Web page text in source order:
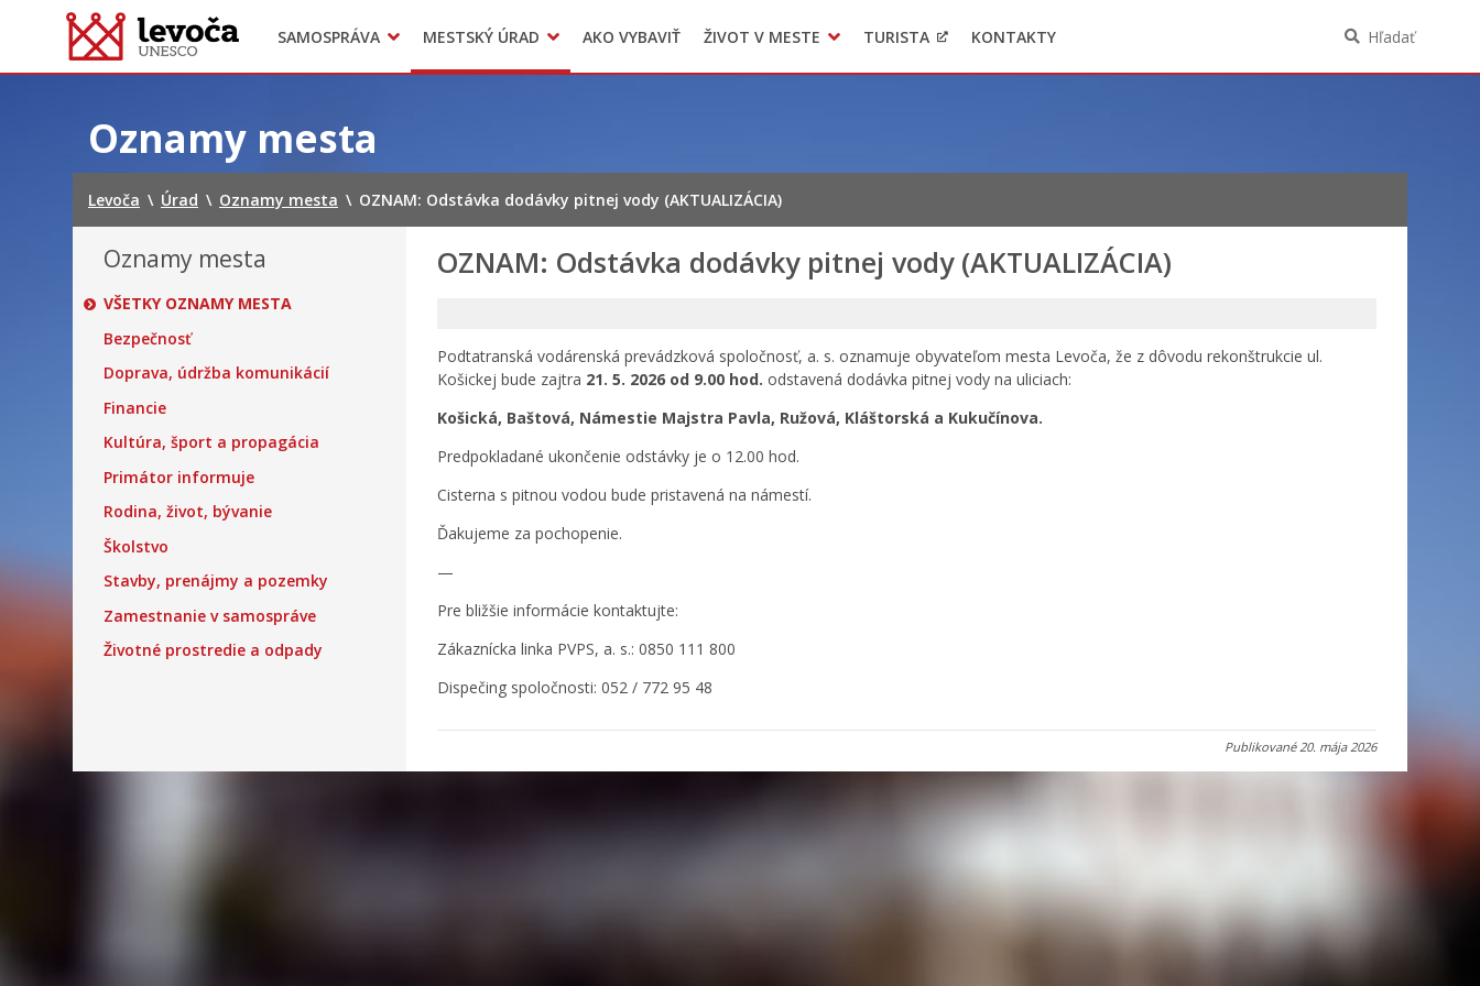
SAMOSPRÁVA
Dokumenty mesta
Transparentné mesto
majetkových pomerov verejného funkcionára
MESTSKÝ ÚRAD
Projekty
Voľba hlavného kontrolóra mesta Levoča
AKO VYBAVIŤ ŽIVOT V MESTE
Doprava
LIMKA
TURISTA KONTAKTY Hľadať
Oznamy mesta
Levoča \ Úrad \ Oznamy mesta \ OZNAM: Odstávka dodávky pitnej vody (AKTUALIZÁCIA)
Oznamy mesta
VŠETKY OZNAMY MESTA
Bezpečnosť
Doprava, údržba komunikácií
Financie
Kultúra, šport a propagácia
Primátor informuje
Rodina, život, bývanie
Školstvo
Stavby, prenájmy a pozemky
Zamestnanie v samospráve
Životné prostredie a odpady
OZNAM: Odstávka dodávky pitnej vody (AKTUALIZÁCIA)
Podtatranská vodárenská prevádzková spoločnosť, a. s. oznamuje obyvateľom mesta Levoča, že z dôvodu rekonštrukcie ul.
Košickej bude zajtra 21. 5. 2026 od 9.00 hod. odstavená dodávka pitnej vody na uliciach:
Košická, Baštová, Námestie Majstra Pavla, Ružová, Kláštorská a Kukučínova.
Predpokladané ukončenie odstávky je o 12.00 hod.
Cisterna s pitnou vodou bude pristavená na námestí.
Ďakujeme za pochopenie.
—
Pre bližšie informácie kontaktujte:
Zákaznícka linka PVPS, a. s.: 0850 111 800
Dispečing spoločnosti: 052 / 772 95 48
Publikované20. mája 2026